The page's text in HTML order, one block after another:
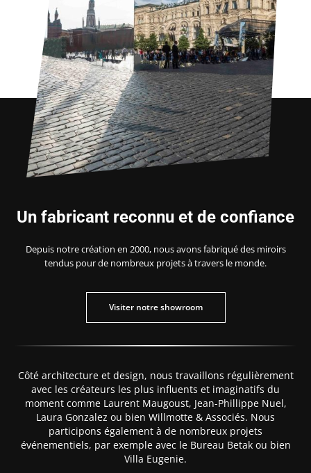
Un fabricant reconnu et de confiance
Depuis notre création en 2000, nous avons fabriqué des miroirs
tendus pour de nombreux projets à travers le monde.
Visiter notre showroom
Côté architecture et design, nous travaillons régulièrement
avec les créateurs les plus influents et imaginatifs du
moment comme Laurent Maugoust, Jean-Phillippe Nuel,
Laura Gonzalez ou bien Willmotte & Associés. Nous
participons également à de nombreux projets
événementiels, par exemple avec le Bureau Betak ou bien
Villa Eugenie.